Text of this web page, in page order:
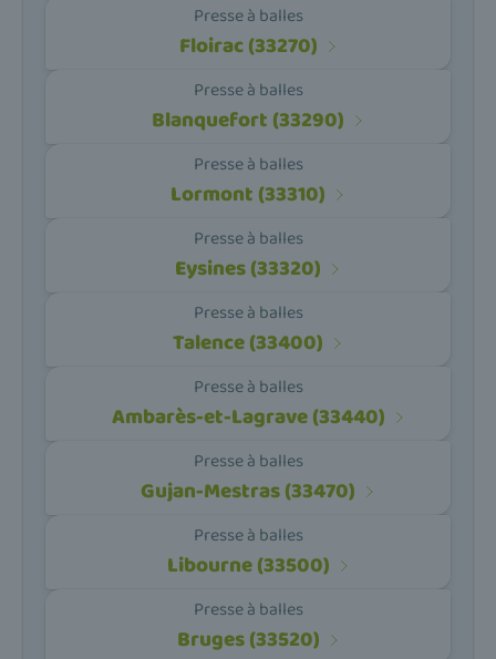
Presse à balles
Floirac (33270)
Presse à balles
Blanquefort (33290)
Presse à balles
Lormont (33310)
Presse à balles
Eysines (33320)
Presse à balles
Talence (33400)
Presse à balles
Ambarès-et-Lagrave (33440)
Presse à balles
Gujan-Mestras (33470)
Presse à balles
Libourne (33500)
Presse à balles
Bruges (33520)